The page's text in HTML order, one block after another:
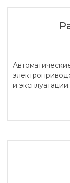
и эксплуатации.